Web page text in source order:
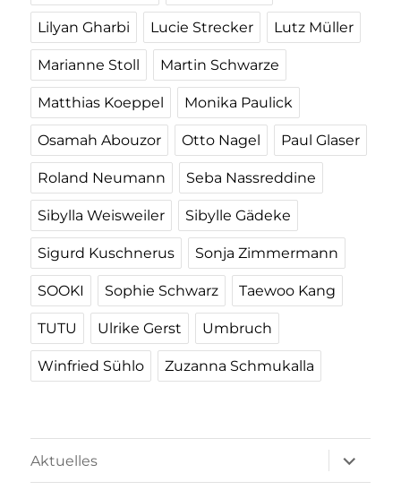
Lilyan Gharbi Lucie Strecker Lutz Müller
Marianne Stoll Martin Schwarze
Matthias Koeppel Monika Paulick
Osamah Abouzor Otto Nagel Paul Glaser
Roland Neumann Seba Nassreddine
Sibylla Weisweiler Sibylle Gädeke
Sigurd Kuschnerus Sonja Zimmermann
SOOKI Sophie Schwarz Taewoo Kang
TUTU Ulrike Gerst Umbruch
Winfried Sühlo Zuzanna Schmukalla
Aktuelles
öffnen